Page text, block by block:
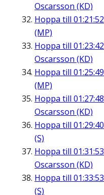
Oscarsson (KD)
Hoppa till 01:21:52
(MP)
Hoppa till 01:23:42
Oscarsson (KD)
Hoppa till 01:25:49
(MP)
Hoppa till 01:27:48
Oscarsson (KD)
Hoppa till 01:29:40
(S)
Hoppa till 01:31:53
Oscarsson (KD)
Hoppa till 01:33:53
(S)